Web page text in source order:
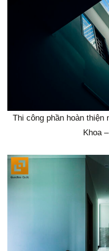
Thi công phần hoàn thiện
Khoa